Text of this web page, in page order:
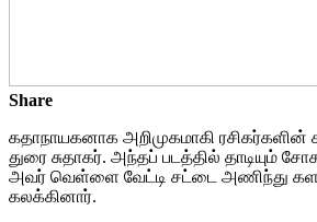
Share
கதாநாயகனாக அறிமுகமாகி
துரை சுதாகர். அந்தப் படத்தில் தாடியும்
அவர் வெள்ளை வேட்டி சட்டை அணிந்து
கலக்கினார்.